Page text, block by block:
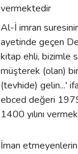
vermektedir
Al-İ imran
ayetinde geçen
kitap ehli, bizimle
müşterek (olan)
(tevhide) gelin...'
ebced değeri
1400 yılını
İman